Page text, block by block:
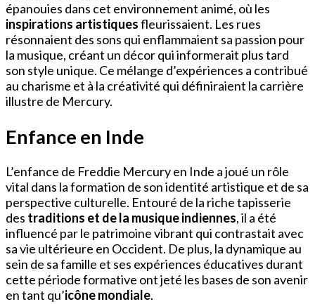
épanouies dans cet environnement animé, où les
inspirations artistiquesfleurissaient. Les rues
résonnaient des sons qui enflammaient sa passion pour
la musique, créant un décor qui informerait plus tard
son style unique. Ce mélange d’expériences a contribué
au charisme et à la créativité qui définiraient la carrière
illustre de Mercury.
Enfance en Inde
L’enfance de Freddie Mercury en Inde a joué un rôle
vital dans la formation de son identité artistique et de sa
perspective culturelle. Entouré de la riche tapisserie
des traditions et de la musique indiennes, il a été
influencé par le patrimoine vibrant qui contrastait avec
sa vie ultérieure en Occident. De plus, la dynamique au
sein de sa famille et ses expériences éducatives durant
cette période formative ont jeté les bases de son avenir
en tant qu’icône mondiale.